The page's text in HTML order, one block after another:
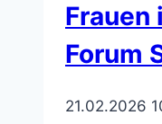
Frauen
Forum
21.02.2026